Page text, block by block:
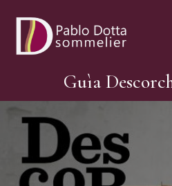
Guìa